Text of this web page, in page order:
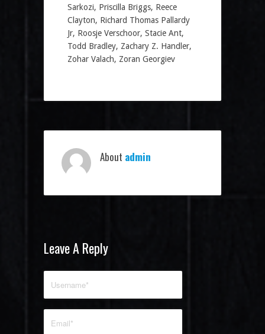
Sarkozi, Priscilla Briggs, Reece
Clayton, Richard Thomas Pallardy
Jr, Roosje Verschoor, Stacie Ant,
Todd Bradley, Zachary Z. Handler,
Zohar Valach, Zoran Georgiev
About admin
Leave A Reply